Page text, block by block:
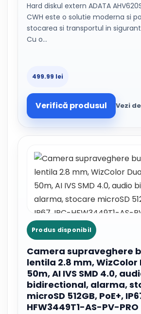
Hard diskul extern ADATA
CWH este o solutie moderna si
stocarea si transportul in
Cu o…
499.99 lei
Verifică produsul Vezi
Produs disponibil
Camera supraveghere
lentila 2.8 mm, WizColor
50m, AI IVS SMD 4.0,
bidirectional, alarma,
microSD 512GB, PoE+,
HFW3449T1-AS-PV-PRO